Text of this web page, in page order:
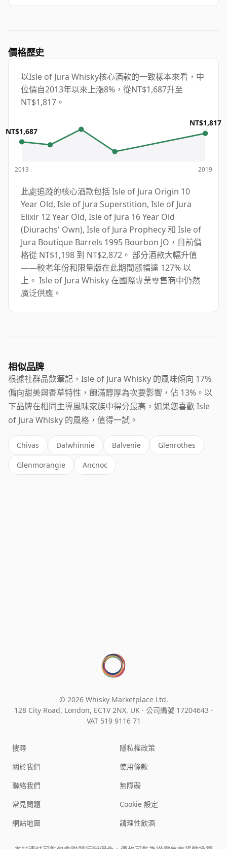
價格歷史
以Isle of Jura Whisky核心酒款的一致樣本來看，中
位價自2013年以來上漲8%，從NT$1,687升至
NT$1,817。
NT$1,687
2013
NT$1,817
2019
此處追蹤的核心酒款包括 Isle of Jura Origin 10
Year Old, Isle of Jura Superstition, Isle of Jura
Elixir 12 Year Old, Isle of Jura 16 Year Old
(Diurachs' Own), Isle of Jura Prophecy 和 Isle of
Jura Boutique Barrels 1995 Bourbon JO，目前價
格從 NT$1,198 到 NT$2,872。 部分酒款大幅升值
——較老年份和限量版在此期間漲幅達 127% 以
上。 Isle of Jura Whisky 在國際專業零售商中仍然
廣泛供應。
相似品牌
根據社群品飲筆記，Isle of Jura Whisky 的風味傾向 17%
偏向甜美與香草特性，飽滿醇厚為次要影響，佔 13%。以
下品牌在相同主導風味家族中得分最高，如果您喜歡 Isle
of Jura Whisky 的風格，值得一試。
Chivas Dalwhinnie Balvenie Glenrothes
Glenmorangie Ancnoc
© 2026 Whisky Marketplace Ltd.
128 City Road, London, EC1V 2NX, UK · 公司編號 17204643 ·
VAT 519 9116 71
搜尋
關於我們
聯絡我們
常見問題
網站地圖
隱私權政策
使用條款
無障礙
Cookie 設定
請理性飲酒